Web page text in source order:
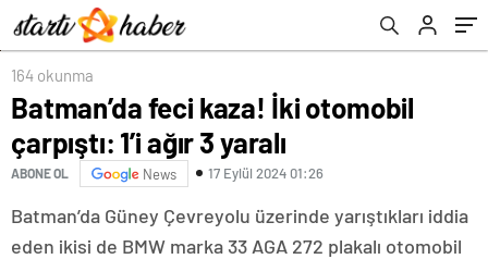
164 okunma
Batman’da feci kaza! İki otomobil
çarpıştı: 1’i ağır 3 yaralı
ABONE OL News 17 Eylül 2024 01:26
Batman’da Güney Çevreyolu üzerinde yarıştıkları iddia
eden ikisi de BMW marka 33 AGA 272 plakalı otomobil